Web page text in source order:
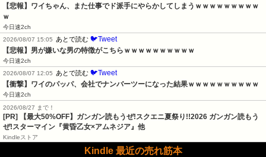
【悲報】ワイちゃん、また仕事でド派手にやらかしてしまうｗｗｗｗｗｗｗｗｗ
ｗ
今日速2ch
2026/08/07 15:05
あとで読む 🐦Tweet
【悲報】男が嫌いな男の特徴がこちらｗｗｗｗｗｗｗｗｗｗ
今日速2ch
2026/08/07 12:05
あとで読む 🐦Tweet
【衝撃】ワイのパッパ、会社でナンバーツーになった結果ｗｗｗｗｗｗｗｗｗｗ
今日速2ch
2026/08/27 まで！
[PR]
【最大50%OFF】ガンガン読もうぜ!スクエニ夏祭り!!2026 ガンガン読もう
ぜ!スターマイン『黄昏乙女×アムネジア』他
Kindleストア
Kindle 最近の売れ筋本